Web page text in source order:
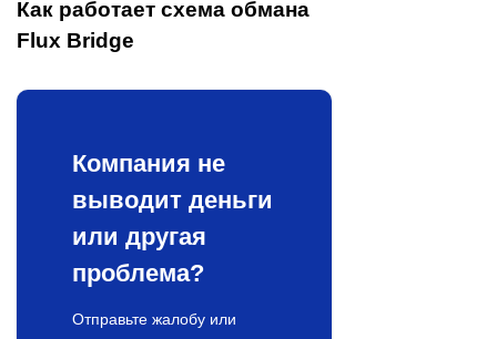
Как работает схема обмана
Flux Bridge
Компания не
выводит деньги
или другая
проблема?
Отправьте жалобу или